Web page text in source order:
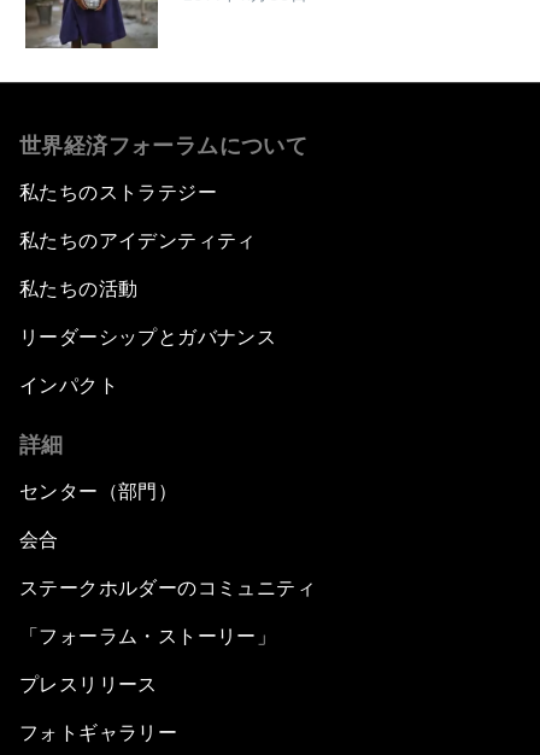
世界経済フォーラムについて
私たちのストラテジー
私たちのアイデンティティ
私たちの活動
リーダーシップとガバナンス
インパクト
詳細
センター（部門）
会合
ステークホルダーのコミュニティ
「フォーラム・ストーリー」
プレスリリース
フォトギャラリー